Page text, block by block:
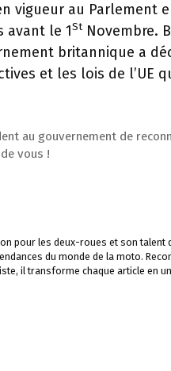
vigueur au Parlement
avant le 1StNovembre.
britannique a
et les lois de l’UE
au gouvernement de
vous !
pour les deux-roues et son talent
du monde de la moto.
il transforme chaque article en